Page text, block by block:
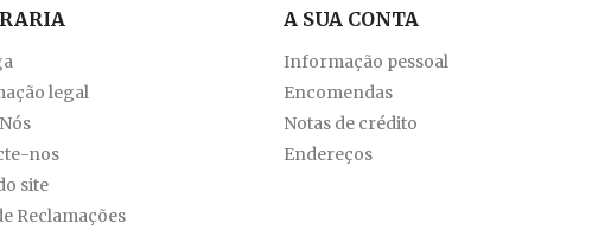
legal
nos
site
Reclamações
A SUA CONTA
Informação pessoal
Encomendas
Notas de crédito
Endereços